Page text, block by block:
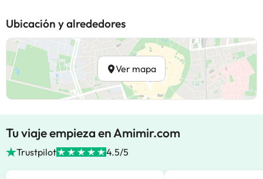
Ubicación y alrededores
Ver mapa
Tu viaje empieza en Amimir.com
Trustpilot 4.5/5